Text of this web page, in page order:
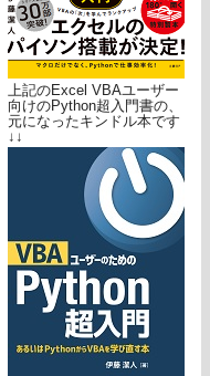
上記のExcel VBAユーザー
向けのPython超入門書の、
元になったキンドル本です
↓↓